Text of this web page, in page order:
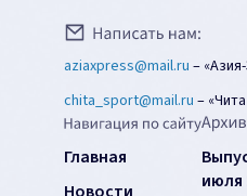
aziaxpress@mail.ru –
chita_sport@mail.ru –
Главная
июля